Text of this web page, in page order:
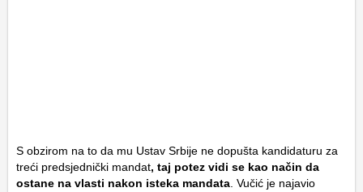
S obzirom na to da mu Ustav Srbije ne dopušta kandidaturu za
treći predsjednički mandat, taj potez vidi se kao način da
ostane na vlasti nakon isteka mandata . Vučić je najavio